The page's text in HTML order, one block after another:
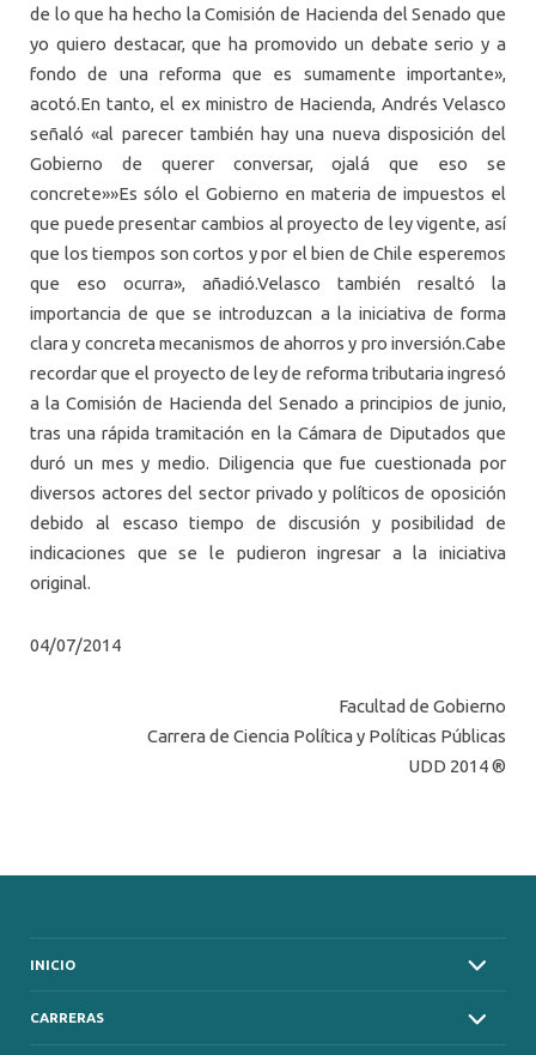
de lo que ha hecho la Comisión de Hacienda del Senado que
yo quiero destacar, que ha promovido un debate serio y a
fondo de una reforma que es sumamente importante»,
acotó.En tanto, el ex ministro de Hacienda, Andrés Velasco
señaló «al parecer también hay una nueva disposición del
Gobierno de querer conversar, ojalá que eso se
concrete»»Es sólo el Gobierno en materia de impuestos el
que puede presentar cambios al proyecto de ley vigente, así
que los tiempos son cortos y por el bien de Chile esperemos
que eso ocurra», añadió.Velasco también resaltó la
importancia de que se introduzcan a la iniciativa de forma
clara y concreta mecanismos de ahorros y pro inversión.Cabe
recordar que el proyecto de ley de reforma tributaria ingresó
a la Comisión de Hacienda del Senado a principios de junio,
tras una rápida tramitación en la Cámara de Diputados que
duró un mes y medio. Diligencia que fue cuestionada por
diversos actores del sector privado y políticos de oposición
debido al escaso tiempo de discusión y posibilidad de
indicaciones que se le pudieron ingresar a la iniciativa
original.
04/07/2014
Facultad de Gobierno
Carrera de Ciencia Política y Políticas Públicas
UDD 2014 ®
INICIO
CARRERAS